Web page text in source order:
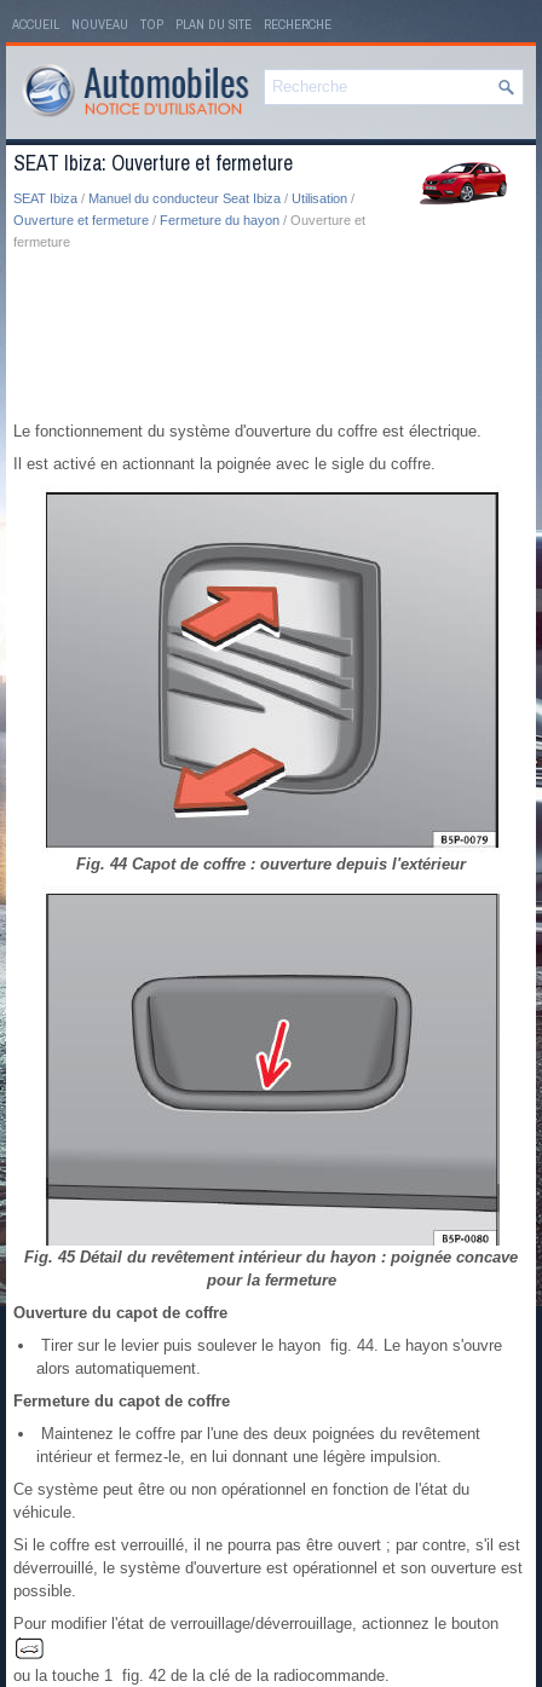
ACCUEIL NOUVEAU TOP PLAN DU SITE RECHERCHE
SEAT Ibiza: Ouverture et fermeture
SEAT Ibiza / Manuel du conducteur Seat Ibiza / Utilisation /
Ouverture et fermeture / Fermeture du hayon / Ouverture et
fermeture
Le fonctionnement du système d'ouverture du coffre est électrique.
Il est activé en actionnant la poignée avec le sigle du coffre.
Fig. 44 Capot de coffre : ouverture depuis l'extérieur
Fig. 45 Détail du revêtement intérieur du hayon : poignée concave
pour la fermeture
Ouverture du capot de coffre
Tirer sur le levier puis soulever le hayon fig. 44. Le hayon s'ouvre
alors automatiquement.
Fermeture du capot de coffre
Maintenez le coffre par l'une des deux poignées du revêtement
intérieur et fermez-le, en lui donnant une légère impulsion.
Ce système peut être ou non opérationnel en fonction de l'état du
véhicule.
Si le coffre est verrouillé, il ne pourra pas être ouvert ; par contre, s'il est
déverrouillé, le système d'ouverture est opérationnel et son ouverture est
possible.
Pour modifier l'état de verrouillage/déverrouillage, actionnez le bouton
ou la touche 1 fig. 42 de la clé de la radiocommande.